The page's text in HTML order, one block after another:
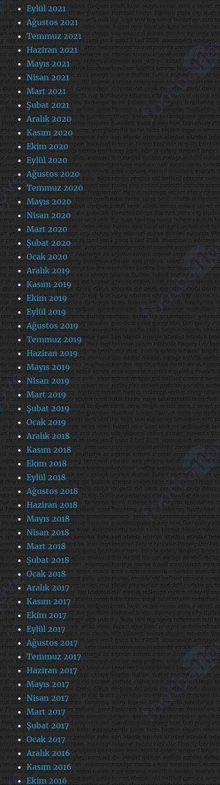
Eylül 2021
Ağustos 2021
Temmuz 2021
Haziran 2021
Mayıs 2021
Nisan 2021
Mart 2021
Şubat 2021
Aralık 2020
Kasım 2020
Ekim 2020
Eylül 2020
Ağustos 2020
Temmuz 2020
Mayıs 2020
Nisan 2020
Mart 2020
Şubat 2020
Ocak 2020
Aralık 2019
Kasım 2019
Ekim 2019
Eylül 2019
Ağustos 2019
Temmuz 2019
Haziran 2019
Mayıs 2019
Nisan 2019
Mart 2019
Şubat 2019
Ocak 2019
Aralık 2018
Kasım 2018
Ekim 2018
Eylül 2018
Ağustos 2018
Haziran 2018
Mayıs 2018
Nisan 2018
Mart 2018
Şubat 2018
Ocak 2018
Aralık 2017
Kasım 2017
Ekim 2017
Eylül 2017
Ağustos 2017
Temmuz 2017
Haziran 2017
Mayıs 2017
Nisan 2017
Mart 2017
Şubat 2017
Ocak 2017
Aralık 2016
Kasım 2016
Ekim 2016